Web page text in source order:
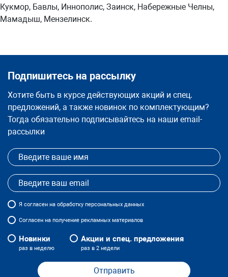
Кукмор, Бавлы, Иннополис, Заинск, Набережные Челны,
Мамадыш, Мензелинск.
Подпишитесь на рассылку
Хотите быть в курсе действующих акций и спец.
предложений, а также новинок по комплектующим?
Тогда обязательно подписывайтесь на наши email-
рассылки
Я согласен на обработку персональных данных
Согласен на получение рекламных материалов
Новинки
раз в неделю
Акции и спец. предложения
раз в 2 недели
Отправить